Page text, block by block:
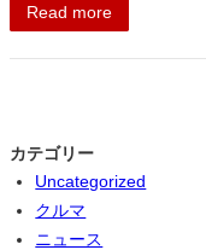
Read more
カテゴリー
Uncategorized
クルマ
ニュース